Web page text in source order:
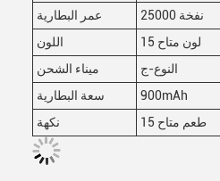
عمر البطارية
25000 نفخة
اللون
15 لون متاح
ميناء الشحن
النوع-ج
سعة البطارية
900mAh
نكهة
15 طعم متاح